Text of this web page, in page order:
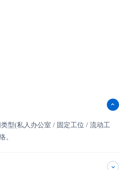
型(私人办公室 / 固定工位 / 流动工
。